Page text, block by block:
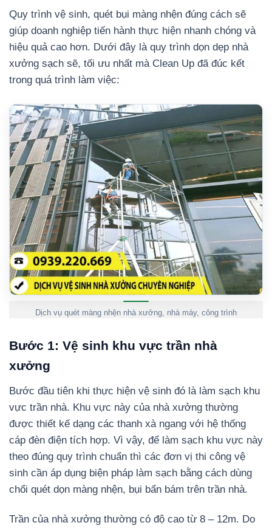
Quy trình vệ sinh, quét bụi màng nhện đúng cách sẽ
giúp doanh nghiệp tiến hành thực hiện nhanh chóng và
hiệu quả cao hơn. Dưới đây là quy trình dọn dẹp nhà
xưởng sạch sẽ, tối ưu nhất mà Clean Up đã đúc kết
trong quá trình làm việc:
Dịch vụ quét màng nhện nhà xưởng, nhà máy, công trình
Bước 1: Vệ sinh khu vực trần nhà
xưởng
Bước đầu tiên khi thực hiện vệ sinh đó là làm sạch khu
vực trần nhà. Khu vực này của nhà xưởng thường
được thiết kế dạng các thanh xà ngang với hệ thống
cáp đèn điện tích hợp. Vì vậy, để làm sạch khu vực này
theo đúng quy trình chuẩn thì các đơn vị thi công vệ
sinh cần áp dụng biện pháp làm sạch bằng cách dùng
chổi quét dọn màng nhện, bụi bẩn bám trên trần nhà.
Trần của nhà xưởng thường có độ cao từ 8 – 12m. Do